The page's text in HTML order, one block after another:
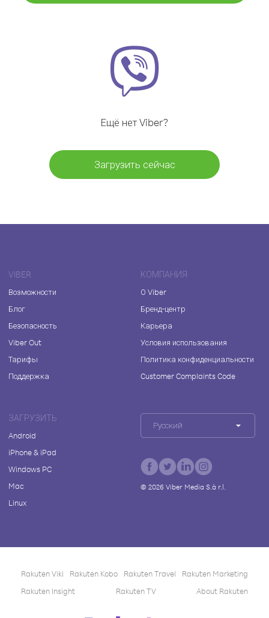
Ещё нет Viber?
Загрузить сейчас
VIBER
Возможности
Блог
Безопасность
Viber Out
Тарифы
Поддержка
КОМПАНИЯ
О Viber
Бренд-центр
Карьера
Условия использования
Политика конфиденциальности
Customer Complaints Code
ЗАГРУЗИТЬ
Android
iPhone & iPad
Windows PC
Mac
Linux
Русский
© 2026Viber Media S.à r.l.
Rakuten Viki Rakuten Kobo Rakuten Travel
Rakuten Marketing
Rakuten Insight
Rakuten TV About Rakuten